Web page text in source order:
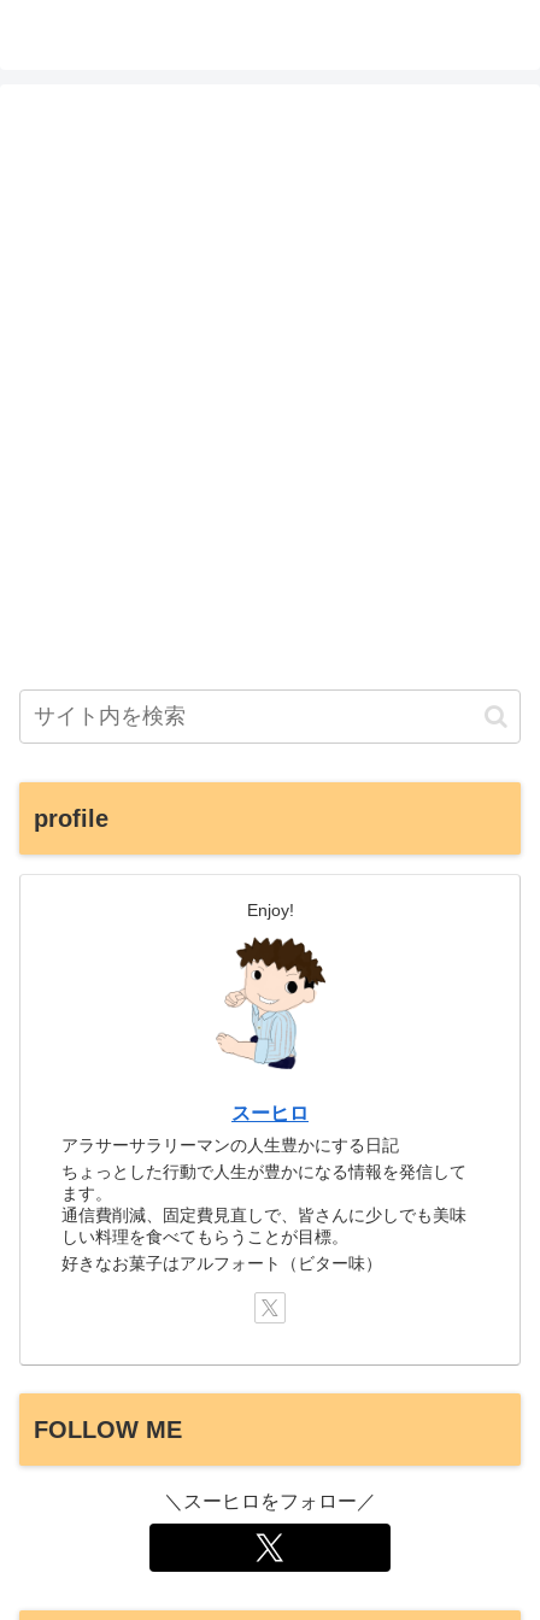
profile
Enjoy!
スーヒロ
アラサーサラリーマンの人生豊かにする日記
ちょっとした行動で人生が豊かになる情報を発信して
ます。
通信費削減、固定費見直しで、皆さんに少しでも美味
しい料理を食べてもらうことが目標。
好きなお菓子はアルフォート（ビター味）
FOLLOW ME
＼スーヒロをフォロー／